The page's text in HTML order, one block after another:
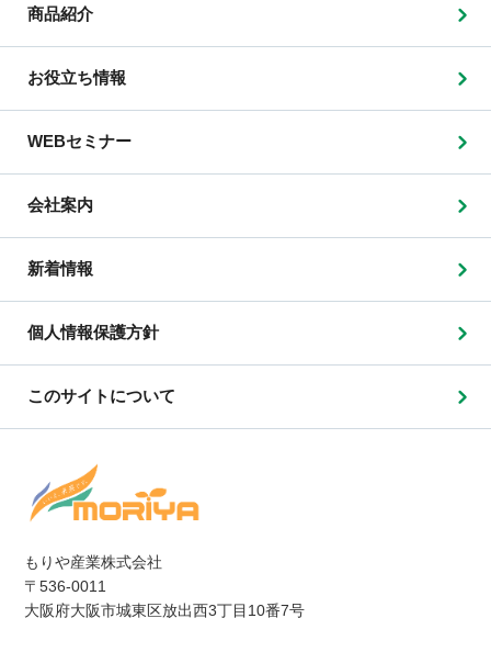
もりや産業株式会社
〒536-0011
大阪府大阪市城東区放出西3丁目10番7号
商品紹介
お役立ち情報
WEBセミナー
会社案内
新着情報
個人情報保護方針
このサイトについて